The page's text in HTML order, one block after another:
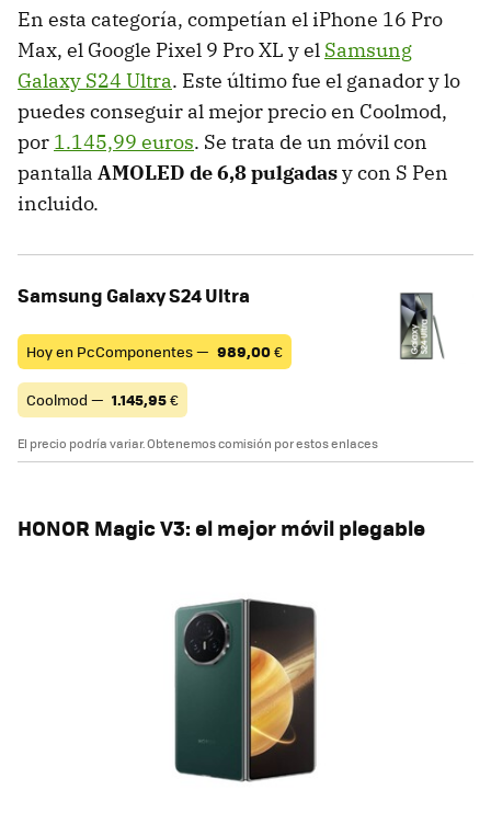
En esta categoría, competían el iPhone 16 Pro
Max, el Google Pixel 9 Pro XL y el Samsung
Galaxy S24 Ultra. Este último fue el ganador y lo
puedes conseguir al mejor precio en Coolmod,
por 1.145,99 euros. Se trata de un móvil con
pantalla AMOLED de 6,8 pulgadasy con S Pen
incluido.
Samsung Galaxy S24 Ultra
Hoy en PcComponentes — 989,00€
Coolmod — 1.145,95€
El precio podría variar. Obtenemos comisión por estos enlaces
HONOR Magic V3: el mejor móvil plegable